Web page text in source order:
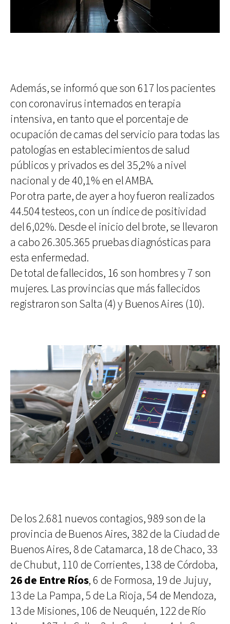
Además, se informó que son 617 los pacientes
con coronavirus internados en terapia
intensiva, en tanto que el porcentaje de
ocupación de camas del servicio para todas las
patologías en establecimientos de salud
públicos y privados es del 35,2% a nivel
nacional y de 40,1% en el AMBA.
Por otra parte, de ayer a hoy fueron realizados
44.504 testeos, con un índice de positividad
del 6,02%. Desde el inicio del brote, se llevaron
a cabo 26.305.365 pruebas diagnósticas para
esta enfermedad.
De total de fallecidos, 16 son hombres y 7 son
mujeres. Las provincias que más fallecidos
registraron son Salta (4) y Buenos Aires (10).
De los 2.681 nuevos contagios, 989 son de la
provincia de Buenos Aires, 382 de la Ciudad de
Buenos Aires, 8 de Catamarca, 18 de Chaco, 33
de Chubut, 110 de Corrientes, 138 de Córdoba,
26 de Entre Ríos, 6 de Formosa, 19 de Jujuy,
13 de La Pampa, 5 de La Rioja, 54 de Mendoza,
13 de Misiones, 106 de Neuquén, 122 de Río